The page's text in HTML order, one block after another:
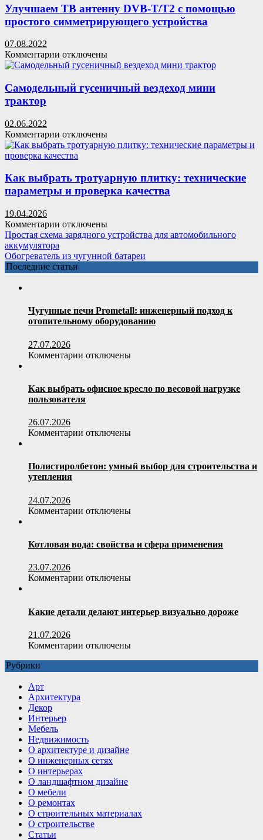
детскую
песочницу
Улучшаем ТВ антенну DVB-T/T2 с помощью
простого симметрирующего устройства
07.08.2022
Комментарии к
записи
ТВ
антенну
помощью
простого
симметрирующего
отключены
Самодельный гусеничный вездеход мини
трактор
02.06.2022
Комментарии к
записи
Самодельный
вездеход
мини
трактор
отключены
Как выбрать тротуарную плитку: технические
параметры и проверка качества
19.04.2026
Комментарии к
записи
выбрать
тротуарную
плитку:
и
проверка
качества
отключены
Простая схема зарядного устройства для автомобильного
аккумулятора
Обогреватель из чугунной батареи
Последние статьи
Чугунные печи Prometall: инженерный подход к
отопительному оборудованию
27.07.2026
Комментарии к
печи
Prometall:
отопительному
отключены
Как выбрать офисное кресло по весовой нагрузке
пользователя
26.07.2026
Комментарии к
выбрать
офисное
нагрузке
отключены
Полистиролбетон: умный выбор для строительства и
утепления
24.07.2026
Комментарии к
умный
выбор
и
отключены
Котловая вода: свойства и сфера применения
23.07.2026
Комментарии к
вода:
свойства
применения
отключены
Какие детали делают интерьер визуально дороже
21.07.2026
Комментарии котключены
Рубрики
Арт
Архитектура
Декор
Интерьер
Мебель
Недвижимость
О архитектуре и дизайне
О инженерных сетях
О интерьерах
О ландшафтном дизайне
О мебели
О ремонтах
О строительных материалах
О строительстве
Статьи